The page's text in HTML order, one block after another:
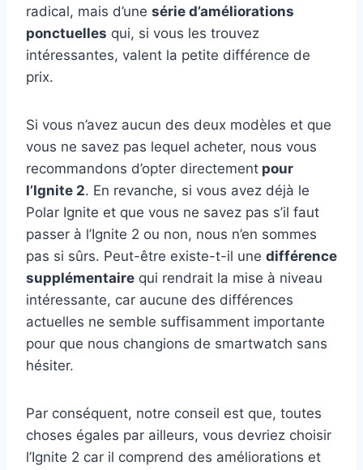
radical, mais d’une série d’améliorations
ponctuelles qui, si vous les trouvez
intéressantes, valent la petite différence de
prix.
Si vous n’avez aucun des deux modèles et que
vous ne savez pas lequel acheter, nous vous
recommandons d’opter directement pour
l’Ignite 2. En revanche, si vous avez déjà le
Polar Ignite et que vous ne savez pas s’il faut
passer à l’Ignite 2 ou non, nous n’en sommes
pas si sûrs. Peut-être existe-t-il une différence
supplémentaire qui rendrait la mise à niveau
intéressante, car aucune des différences
actuelles ne semble suffisamment importante
pour que nous changions de smartwatch sans
hésiter.
Par conséquent, notre conseil est que, toutes
choses égales par ailleurs, vous devriez choisir
l’Ignite 2 car il comprend des améliorations et